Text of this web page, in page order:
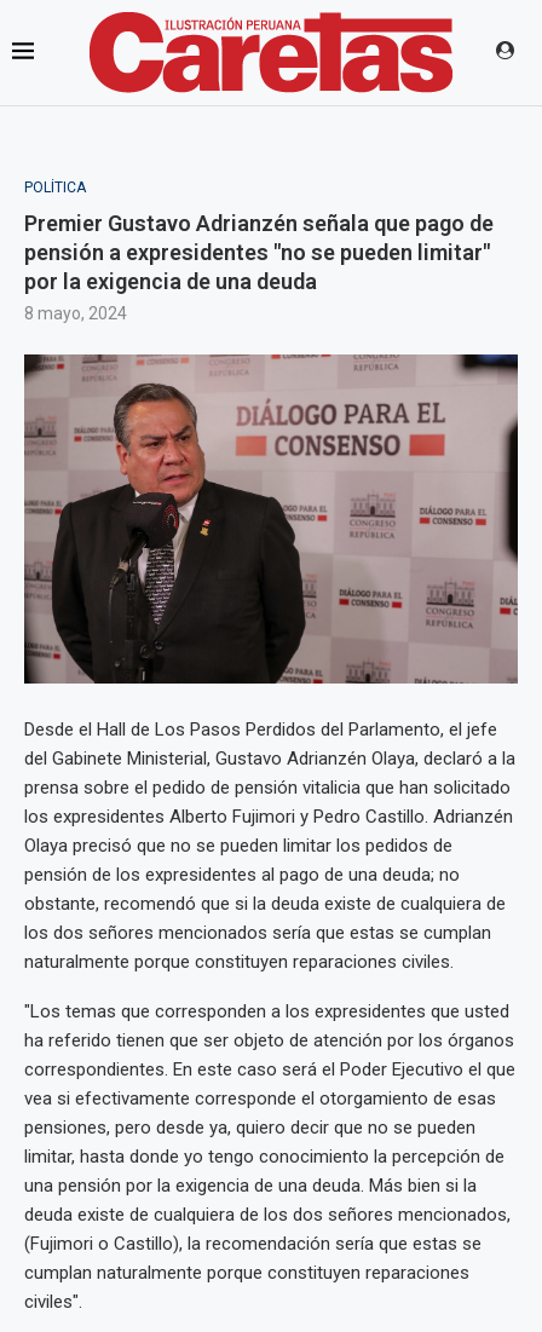
POLÍTICA
Premier Gustavo Adrianzén señala que pago de
pensión a expresidentes "no se pueden limitar"
por la exigencia de una deuda
8 mayo, 2024
Desde el Hall de Los Pasos Perdidos del Parlamento, el jefe
del Gabinete Ministerial, Gustavo Adrianzén Olaya, declaró a la
prensa sobre el pedido de pensión vitalicia que han solicitado
los expresidentes Alberto Fujimori y Pedro Castillo. Adrianzén
Olaya precisó que no se pueden limitar los pedidos de
pensión de los expresidentes al pago de una deuda; no
obstante, recomendó que si la deuda existe de cualquiera de
los dos señores mencionados sería que estas se cumplan
naturalmente porque constituyen reparaciones civiles.
"Los temas que corresponden a los expresidentes que usted
ha referido tienen que ser objeto de atención por los órganos
correspondientes. En este caso será el Poder Ejecutivo el que
vea si efectivamente corresponde el otorgamiento de esas
pensiones, pero desde ya, quiero decir que no se pueden
limitar, hasta donde yo tengo conocimiento la percepción de
una pensión por la exigencia de una deuda. Más bien si la
deuda existe de cualquiera de los dos señores mencionados,
(Fujimori o Castillo), la recomendación sería que estas se
cumplan naturalmente porque constituyen reparaciones
civiles".